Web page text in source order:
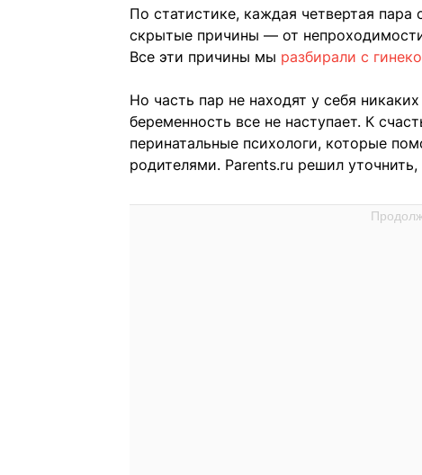
По статистике, каждая четвертая пара
скрытые причины — от
Все эти причины мы разбирали с
Но часть пар не находят у себя
беременность все не наступает. К
перинатальные психологи, которые
родителями. Parents.ru решил уточнить,